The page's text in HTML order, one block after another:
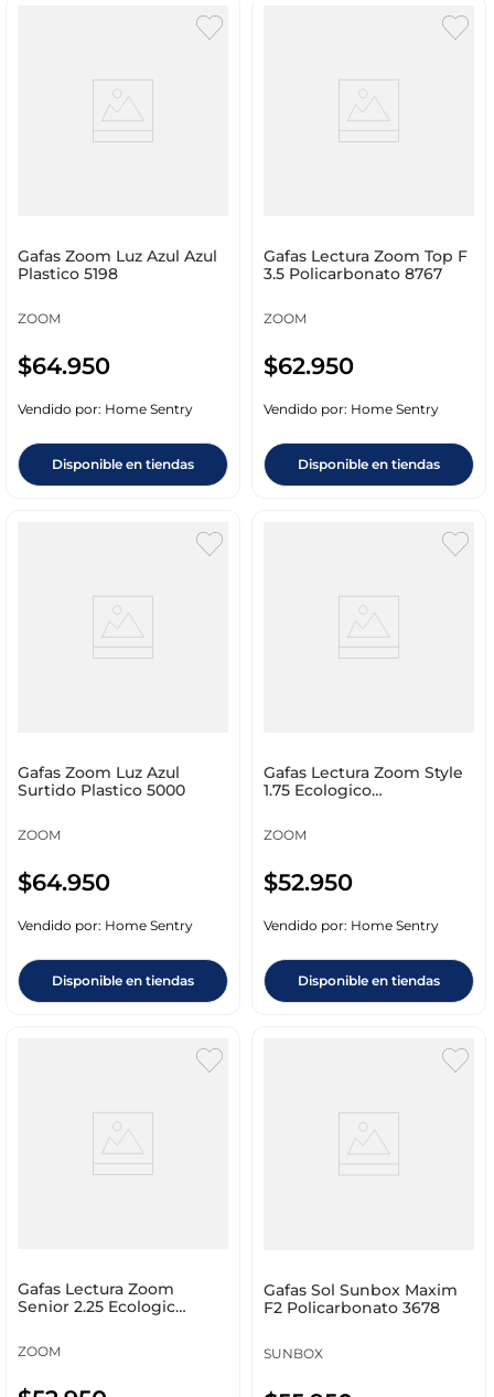
Gafas Zoom Luz Azul Azul
Plastico 5198
ZOOM
$64.950
Vendido por: Home Sentry
Disponible en tiendas
Gafas Lectura Zoom Top F
3.5 Policarbonato 8767
ZOOM
$62.950
Vendido por: Home Sentry
Disponible en tiendas
Gafas Zoom Luz Azul
Surtido Plastico 5000
ZOOM
$64.950
Vendido por: Home Sentry
Disponible en tiendas
Gafas Lectura Zoom Style
1.75 Ecologico
ZOOM
$52.950
Vendido por: Home Sentry
Disponible en tiendas
Gafas Lectura Zoom
Senior 2.25 Ecologic
ZOOM
Gafas Sol Sunbox Maxim
F2 Policarbonato 3678
SUNBOX